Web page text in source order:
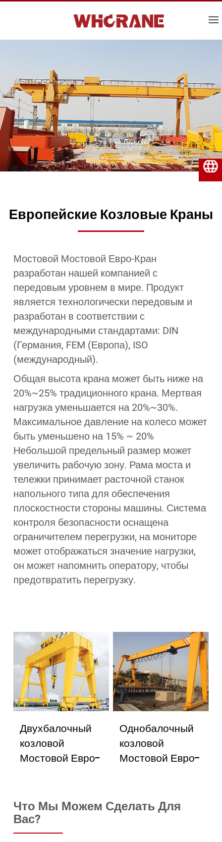
Европейские Козловые Краны
Мостовой Мостовой Евро-Кран
разработан нашей компанией с
передовым уровнем в мире. Продукт
является технологически передовым и
разработан в соответствии с
международными стандартами: DIN
(Германия, FEM (Европа), ISO
(международный).
Общая высота крана может быть ниже на
20%~25% традиционного крана. Мертвая
нагрузка уменьшается на 20%~30%.
Максимальное давление на колесо может
быть уменьшено на 15% ~ 20%
Небольшой предельный размер может
увеличить рабочую зону. Рама моста и
тележки принимает расточной станок
напольного типа для обеспечения
плоскостности стороны машины. Система
контроля безопасности оснащена
ограничителем перегрузки, на мониторе
может отображаться значение нагрузки,
он может напомнить оператору, чтобы
предотвратить перегрузку.
Двухбалочный
козловой
Мостовой Евро-
Однобалочный
козловой
Мостовой Евро-
Что Мы Можем Сделать Для
Вас?
Русский